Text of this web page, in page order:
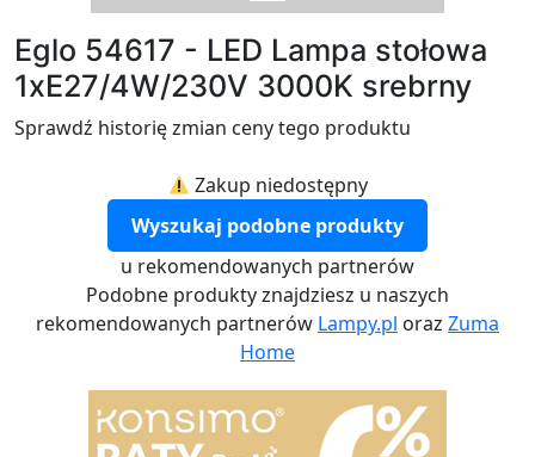
Eglo 54617 - LED Lampa stołowa
1xE27/4W/230V 3000K srebrny
Sprawdź historię zmian ceny tego produktu
Zakup niedostępny
Wyszukaj podobne produkty
u rekomendowanych partnerów
Podobne produkty znajdziesz u naszych
rekomendowanych partnerów Lampy.pl oraz Zuma
Home